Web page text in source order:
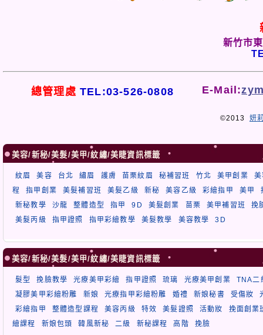
新竹市
總管理處 TEL:03-526-0808 E-Mail:
©2013 妍
美容/新秘/美髮/美甲/紋繡/美睫資訊標籤
紋眉 美容 台北 繡眉 護膚 苗栗紋眉 秘補習班 竹北 美甲創業
程
指甲創業 美髮補習班 美髮乙級 新秘 美容乙級 彩繪指甲 美甲
新秘教學
沙龍 整體造型 指甲 9D 美髮創業 苗栗 美甲補習班
挽
美髮丙級
指甲證照 指甲彩繪教學 美髮教學 美容教學 3D
美容/新秘/美髮/美甲/紋繡/美睫資訊標籤
髮型 挽臉教學 光療美甲彩繪 指甲證照 琉璃 光療美甲創業
TNA二
凝膠美甲彩繪粉雕
新娘 光療指甲彩繪粉雕 婚禮 新娘秘書 受傷妝
彩繪指甲
整體造型課程 美容丙級 特效 美髮證照 活動妝
挽面創業
繪課程
新娘包頭 韓風新秘 二級 新秘課程 高階 挽臉